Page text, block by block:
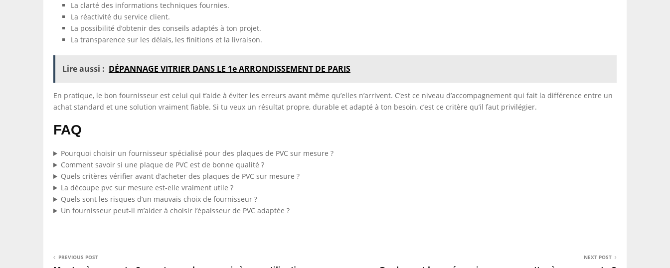
La clarté des informations techniques fournies.
La réactivité du service client.
La possibilité d’obtenir des conseils adaptés à ton projet.
La transparence sur les délais, les finitions et la livraison.
Lire aussi : DÉPANNAGE VITRIER DANS LE 1e ARRONDISSEMENT DE PARIS
En pratique, le bon fournisseur est celui qui t’aide à éviter les erreurs avant même qu’elles n’arrivent. C’est ce niveau d’accompagnement qui fait la différence entre un
achat standard et une solution vraiment fiable. Si tu veux un résultat propre, durable et adapté à ton besoin, c’est ce critère qu’il faut privilégier.
FAQ
Pourquoi choisir un fournisseur spécialisé pour des plaques de PVC sur mesure ?
Comment savoir si une plaque de PVC est de bonne qualité ?
Quels critères vérifier avant d’acheter des plaques de PVC sur mesure ?
La découpe pvc sur mesure est-elle vraiment utile ?
Quels sont les risques d’un mauvais choix de fournisseur ?
Un fournisseur peut-il m’aider à choisir l’épaisseur de PVC adaptée ?
PREVIOUS POST NEXT POST